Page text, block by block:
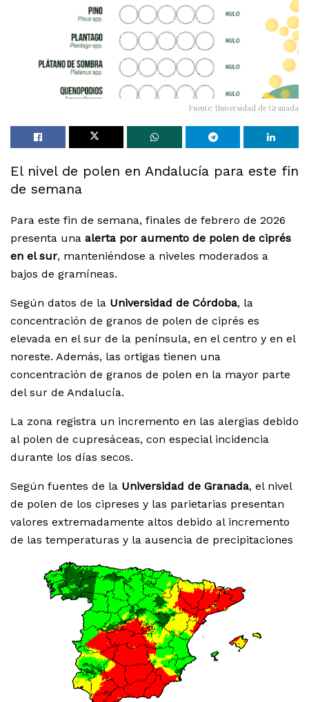
Fuente: Universidad de Granada
El nivel de polen en Andalucía para este fin
de semana
Para este fin de semana, finales de febrero de 2026
presenta una alerta por aumento de polen de ciprés
en el sur, manteniéndose a niveles moderados a
bajos de gramíneas.
Según datos de la Universidad de Córdoba, la
concentración de granos de polen de ciprés es
elevada en el sur de la península, en el centro y en el
noreste. Además, las ortigas tienen una
concentración de granos de polen en la mayor parte
del sur de Andalucía.
La zona registra un incremento en las alergias debido
al polen de cupresáceas, con especial incidencia
durante los días secos.
Según fuentes de la Universidad de Granada, el nivel
de polen de los cipreses y las parietarias presentan
valores extremadamente altos debido al incremento
de las temperaturas y la ausencia de precipitaciones